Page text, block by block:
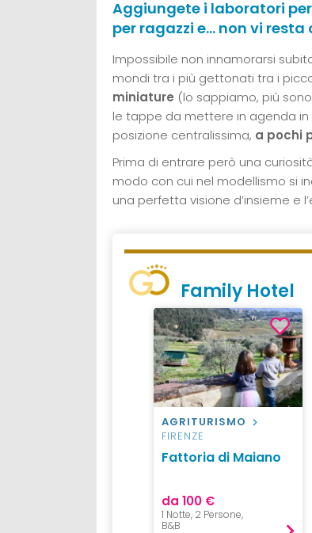
Aggiungete i laboratori
per ragazzi e… non vi resta
Impossibile non innamorarsi
mondi tra i più gettonati tra i
miniature (lo sappiamo, più
le tappe da mettere in agenda in
posizione centralissima, a pochi
Prima di entrare però una
modo con cui nel modellismo si
una perfetta visione d’insieme e
Family Hotel
AGRITURISMO
FIRENZE
Fattoria di Maiano
da 100 €
1 Notte, 2 Persone,
B&B